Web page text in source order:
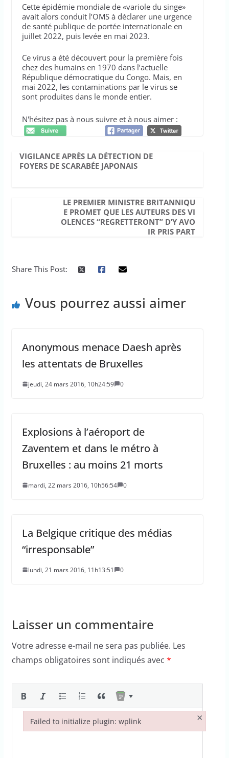
Cette épidémie mondiale de «variole du singe»
avait alors conduit l’OMS à déclarer une urgence
de santé publique de portée internationale en
juillet 2022, puis levée en mai 2023.
Ce virus a été découvert pour la première fois
chez des humains en 1970 dans l’actuelle
République démocratique du Congo. Mais, en
mai 2022, les contaminations par le virus se
sont produites dans le monde entier.
N'hésitez pas à nous suivre et à nous aimer :
VIGILANCE APRÈS LA DÉTECTION DE
FOYERS DE SCARABÉE JAPONAIS
LE PREMIER MINISTRE BRITANNIQU
E PROMET QUE LES AUTEURS DES VI
OLENCES “REGRETTERONT” D’Y AVO
IR PRIS PART
Share This Post:
Vous pourrez aussi aimer
Anonymous menace Daesh après
les attentats de Bruxelles
jeudi, 24 mars 2016, 10h24:59 0
Explosions à l’aéroport de
Zaventem et dans le métro à
Bruxelles : au moins 21 morts
mardi, 22 mars 2016, 10h56:54 0
La Belgique critique des médias
“irresponsable”
lundi, 21 mars 2016, 11h13:51 0
Laisser un commentaire
Votre adresse e-mail ne sera pas publiée. Les
champs obligatoires sont indiqués avec *
Failed to initialize plugin: wplink ×
Failed to initialize plugin: wplink